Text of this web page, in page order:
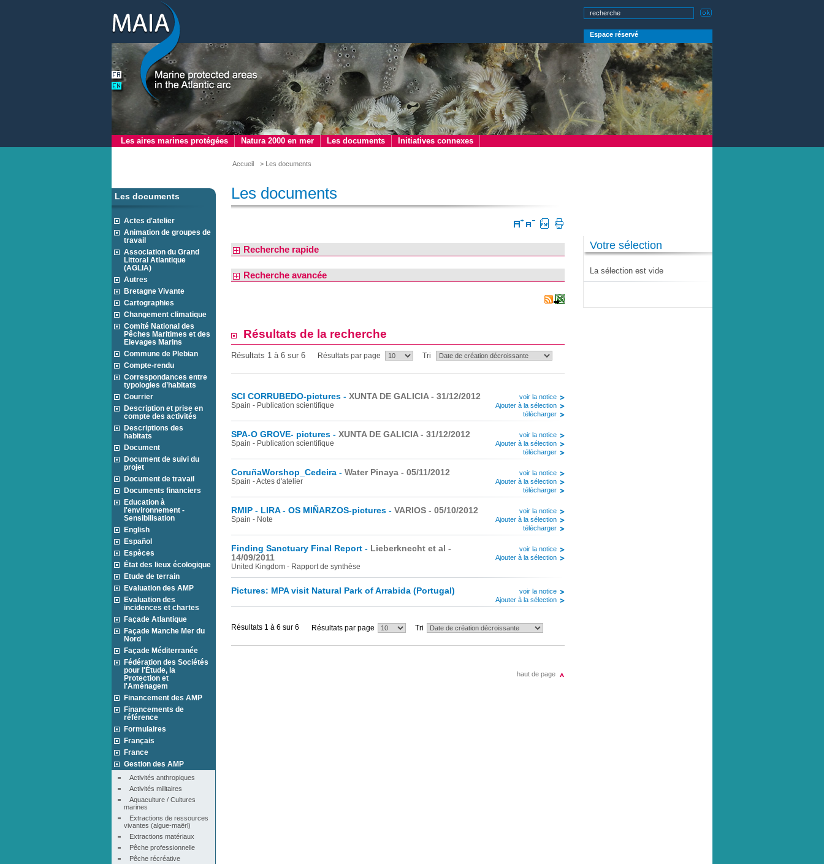
Espace réservé
Les aires marines protégées Natura 2000 en mer Les documents Initiatives connexes
Accueil > Les documents
Les documents
Actes d'atelier
Animation de groupes de
travail
Association du Grand
Littoral Atlantique
(AGLIA)
Autres
Bretagne Vivante
Cartographies
Changement climatique
Comité National des
Pêches Maritimes et des
Elevages Marins
Commune de Plebian
Compte-rendu
Correspondances entre
typologies d’habitats
Courrier
Description et prise en
compte des activités
Descriptions des
habitats
Document
Document de suivi du
projet
Document de travail
Documents financiers
Education à
l'environnement -
Sensibilisation
English
Español
Espèces
État des lieux écologique
Etude de terrain
Evaluation des AMP
Evaluation des
incidences et chartes
Façade Atlantique
Façade Manche Mer du
Nord
Façade Méditerranée
Fédération des Sociétés
pour l'Étude, la
Protection et
l'Aménagem
Financement des AMP
Financements de
référence
Formulaires
Français
France
Gestion des AMP
Activités anthropiques
Activités militaires
Aquaculture / Cultures
marines
Extractions de ressources
vivantes (algue-maërl)
Extractions matériaux
Pêche professionnelle
Pêche récréative
Votre sélection
La sélection est vide
Les documents
Recherche rapide
Recherche avancée
Résultats de la recherche
Résultats 1 à 6 sur 6 Résultats par page Tri
SCI CORRUBEDO-pictures - XUNTA DE GALICIA - 31/12/2012
Spain - Publication scientifique
voir la notice
Ajouter à la sélection
télécharger
SPA-O GROVE- pictures - XUNTA DE GALICIA - 31/12/2012
Spain - Publication scientifique
voir la notice
Ajouter à la sélection
télécharger
CoruñaWorshop_Cedeira - Water Pinaya - 05/11/2012
Spain - Actes d'atelier
voir la notice
Ajouter à la sélection
télécharger
RMIP - LIRA - OS MIÑARZOS-pictures - VARIOS - 05/10/2012
Spain - Note
voir la notice
Ajouter à la sélection
télécharger
Finding Sanctuary Final Report - Lieberknecht et al -
14/09/2011
United Kingdom - Rapport de synthèse
voir la notice
Ajouter à la sélection
Pictures: MPA visit Natural Park of Arrabida (Portugal)
voir la notice
Ajouter à la sélection
Résultats 1 à 6 sur 6 Résultats par page Tri
haut de page